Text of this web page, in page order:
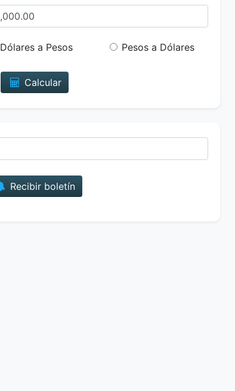
Dólares a Pesos Pesos a Dólares
Calcular
Recibir boletín